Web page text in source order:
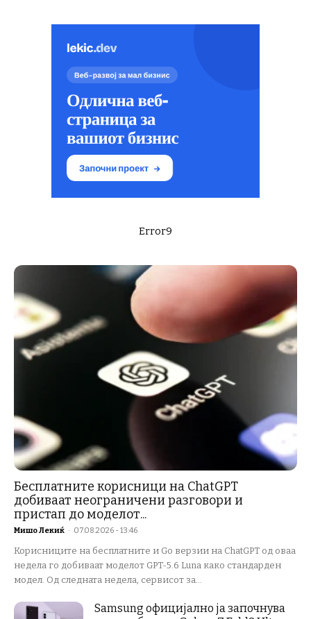
Error9
Бесплатните корисници на ChatGPT
добиваат неограничени разговори и
пристап до моделот...
Мишо Лекиќ - 07.08.2026 - 13:46
Корисниците на бесплатните и Go верзии на ChatGPT од оваа
недела го добиваат моделот GPT-5.6 Luna како стандарден
модел. Од следната недела, сервисот за...
Samsung официјално ја започнува